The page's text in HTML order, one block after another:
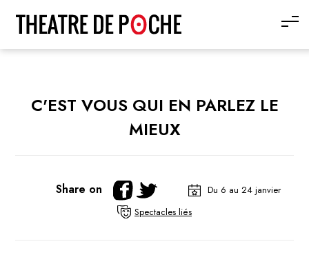
C'EST VOUS QUI EN PARLEZ LE
MIEUX
Share on
Du 6 au 24 janvier
Spectacles liés